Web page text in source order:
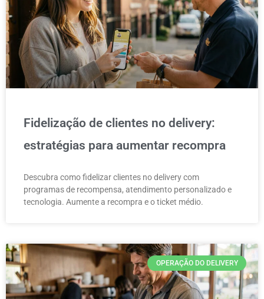
Fidelização de clientes no delivery:
estratégias para aumentar recompra
Descubra como fidelizar clientes no delivery com
programas de recompensa, atendimento personalizado e
tecnologia. Aumente a recompra e o ticket médio.
OPERAÇÃO DO DELIVERY